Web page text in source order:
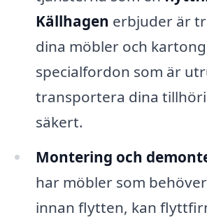
Källhagen erbjuder är
dina möbler och
specialfordon som är
transportera dina
säkert.
Montering och
har möbler som
innan flytten, kan